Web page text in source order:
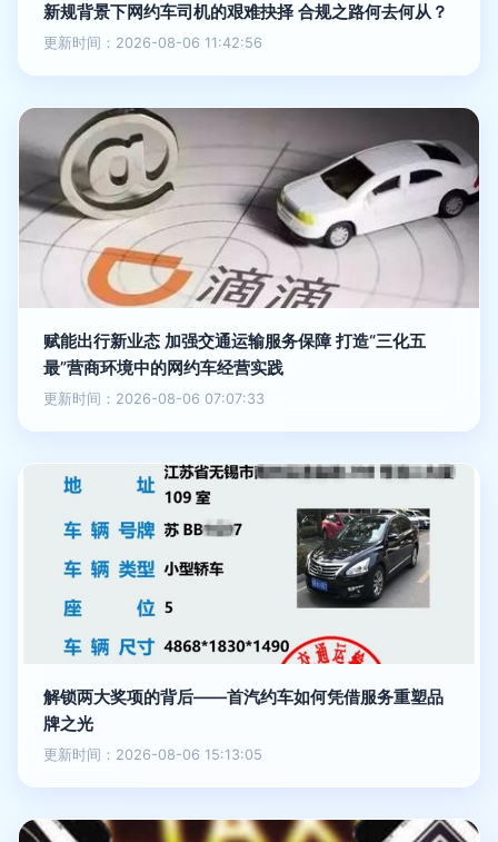
新规背景下网约车司机的艰难抉择 合规之路何去何从？
更新时间：2026-08-06 11:42:56
赋能出行新业态 加强交通运输服务保障 打造“三化五
最”营商环境中的网约车经营实践
更新时间：2026-08-06 07:07:33
解锁两大奖项的背后——首汽约车如何凭借服务重塑品
牌之光
更新时间：2026-08-06 15:13:05